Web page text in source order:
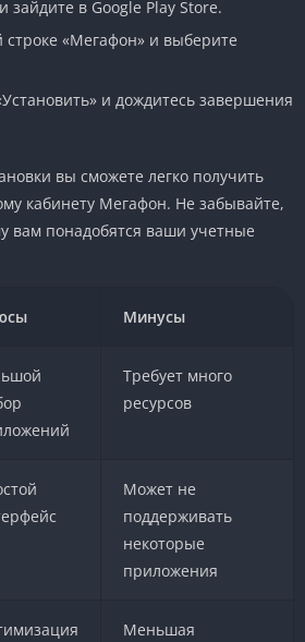
зайдите в Google Play Store.
строке «Мегафон» и выберите
и дождитесь завершения
вы сможете легко получить
кабинету Мегафон. Не забывайте,
вам понадобятся ваши учетные
Минусы
Требует много
ресурсов
Может не
поддерживать
некоторые
приложения
Меньшая